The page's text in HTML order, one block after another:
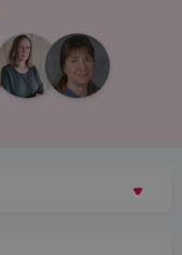
|
Yvette
Andersson